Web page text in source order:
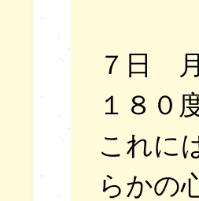
７日
１８０
これに
らかの